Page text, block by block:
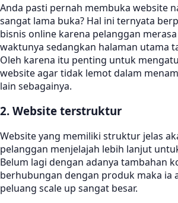
Anda pasti pernah membuka website
sangat lama buka? Hal ini ternyata
bisnis online karena pelanggan
waktunya sedangkan halaman utama
Oleh karena itu penting untuk
website agar tidak lemot dalam
lain sebagainya.
2. Website terstruktur
Website yang memiliki struktur jelas
pelanggan menjelajah lebih lanjut
Belum lagi dengan adanya tambahan
berhubungan dengan produk maka ia
peluang scale up sangat besar.